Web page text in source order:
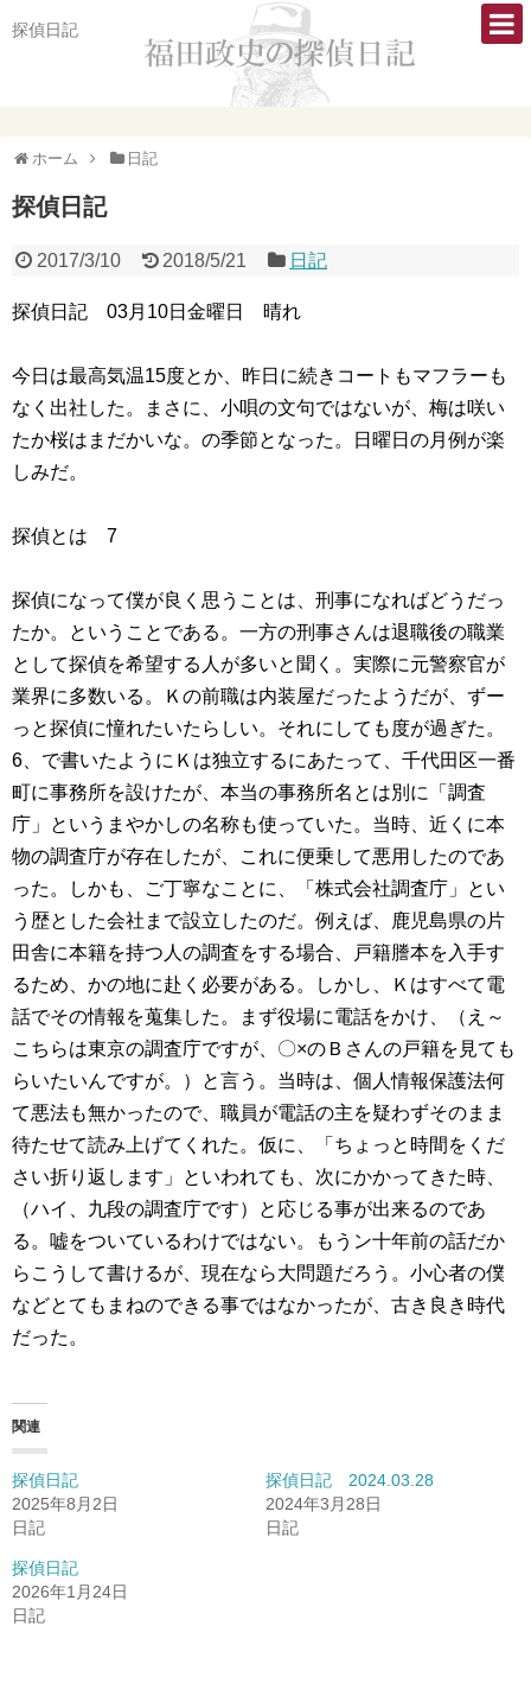
探偵日記
ホーム 日記
探偵日記
2017/3/10 2018/5/21 日記
探偵日記 03月10日金曜日 晴れ
今日は最高気温15度とか、昨日に続きコートもマフラーも
なく出社した。まさに、小唄の文句ではないが、梅は咲い
たか桜はまだかいな。の季節となった。日曜日の月例が楽
しみだ。
探偵とは 7
探偵になって僕が良く思うことは、刑事になればどうだっ
たか。ということである。一方の刑事さんは退職後の職業
として探偵を希望する人が多いと聞く。実際に元警察官が
業界に多数いる。Ｋの前職は内装屋だったようだが、ずー
っと探偵に憧れたいたらしい。それにしても度が過ぎた。
6、で書いたようにＫは独立するにあたって、千代田区一番
町に事務所を設けたが、本当の事務所名とは別に「調査
庁」というまやかしの名称も使っていた。当時、近くに本
物の調査庁が存在したが、これに便乗して悪用したのであ
った。しかも、ご丁寧なことに、「株式会社調査庁」とい
う歴とした会社まで設立したのだ。例えば、鹿児島県の片
田舎に本籍を持つ人の調査をする場合、戸籍謄本を入手す
るため、かの地に赴く必要がある。しかし、Ｋはすべて電
話でその情報を蒐集した。まず役場に電話をかけ、（え～
こちらは東京の調査庁ですが、〇×のＢさんの戸籍を見ても
らいたいんですが。）と言う。当時は、個人情報保護法何
て悪法も無かったので、職員が電話の主を疑わずそのまま
待たせて読み上げてくれた。仮に、「ちょっと時間をくだ
さい折り返します」といわれても、次にかかってきた時、
（ハイ、九段の調査庁です）と応じる事が出来るのであ
る。嘘をついているわけではない。もうン十年前の話だか
らこうして書けるが、現在なら大問題だろう。小心者の僕
などとてもまねのできる事ではなかったが、古き良き時代
だった。
関連
探偵日記
2025年8月2日
日記
探偵日記 2024.03.28
2024年3月28日
日記
探偵日記
2026年1月24日
日記